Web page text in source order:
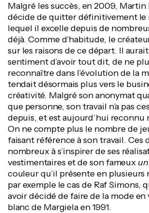
Malgré les succès, en 2009, Martin
décide de quitter définitivement le
lequel il excelle depuis de
déjà. Comme d'habitude, le
sur les raisons de ce départ. Il
sentiment d’avoir tout dit, de ne
reconnaître dans l’évolution de la
tendait désormais plus vers le
créativité. Malgré son anonymat
que personne, son travail n’a pas
depuis, et est aujourd’hui reconnu
On ne compte plus le nombre de
faisant référence à son travail. Ces
nombreux à s’inspirer de ses
vestimentaires et de son fameux
couleur qu’il présente en plusieurs
par exemple le cas de Raf Simons,
avoir décidé de faire de la mode
blanc de Margiela en 1991.